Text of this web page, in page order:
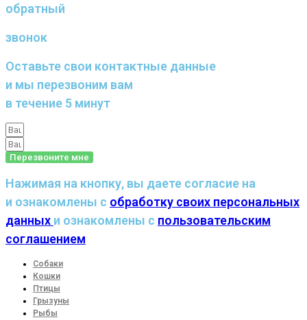
обратный
звонок
Оставьте свои контактные данные
и мы перезвоним вам
в течение 5 минут
Перезвоните мне
Нажимая на кнопку, вы даете согласие на
и ознакомлены с обработку своих персональных
данных и ознакомлены с пользовательским
соглашением
Собаки
Кошки
Птицы
Грызуны
Рыбы